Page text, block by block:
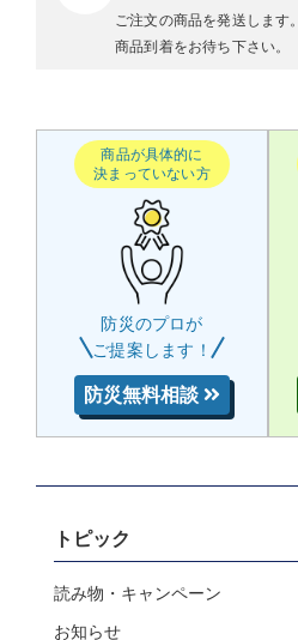
ご注文の商品を発送します。
商品到着をお待ち下さい。
商品が具体的に
決まっていない方
防災のプロが
ご提案します！
防災無料相談
トピック
読み物・キャンペーン
お知らせ